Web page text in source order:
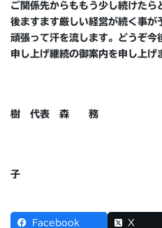
ご関係先からももう少し続けた
後ますます厳しい経営が続く事が
頑張って汗を流します。どうぞ今
申し上げ継続の御案内を申し上げ
アートギャ
樹 代表 森 務
企画運営担
子
Facebook X